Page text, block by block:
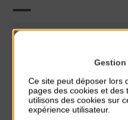
À noter aussi
Ce site peut déposer lors
pages des cookies et des
utilisons des cookies sur
expérience utilisateur.